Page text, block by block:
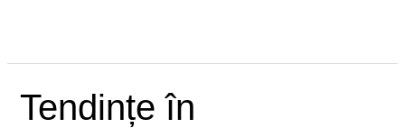
Tendințe în
Tendințe